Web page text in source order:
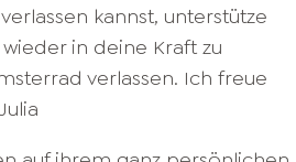
kannst, unterstütze
in deine Kraft zu
verlassen. Ich freue